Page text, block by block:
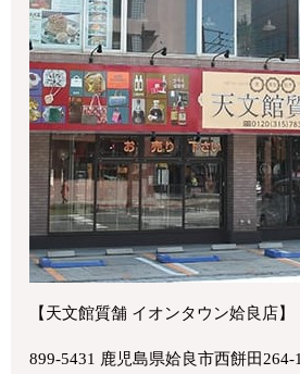
【天文館質舗 イオンタウン姶良店】
899-5431 鹿児島県姶良市西餅田264-